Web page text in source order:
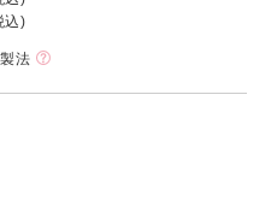
込)
法